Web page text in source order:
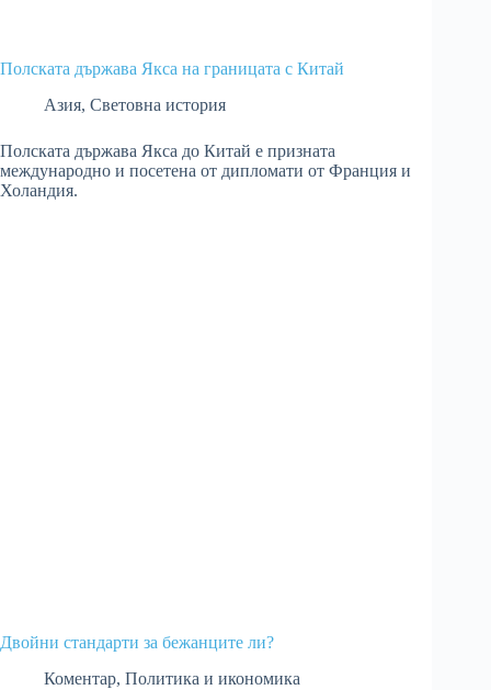
Полската държава Якса на границата с Китай
Азия, Световна история
Полската държава Якса до Китай е призната
международно и посетена от дипломати от Франция и
Холандия.
Двойни стандарти за бежанците ли?
Коментар, Политика и икономика